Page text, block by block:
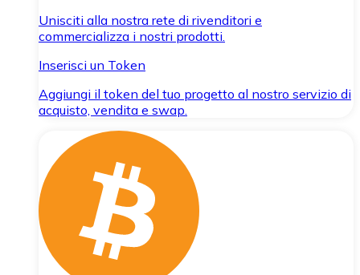
Unisciti alla nostra rete di rivenditori e
commercializza i nostri prodotti.
Inserisci un Token
Aggiungi il token del tuo progetto al nostro servizio di
acquisto, vendita e swap.